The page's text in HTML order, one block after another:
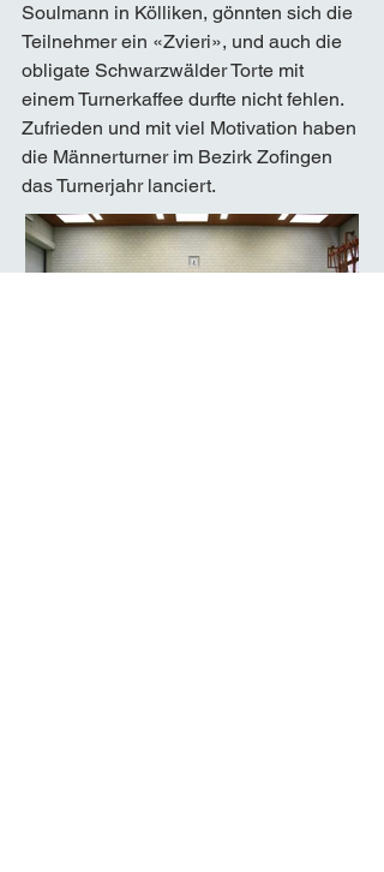
Soulmann in Kölliken, gönnten sich die
Teilnehmer ein «Zvieri», und auch die
obligate Schwarzwälder Torte mit
einem Turnerkaffee durfte nicht fehlen.
Zufrieden und mit viel Motivation haben
die Männerturner im Bezirk Zofingen
das Turnerjahr lanciert.